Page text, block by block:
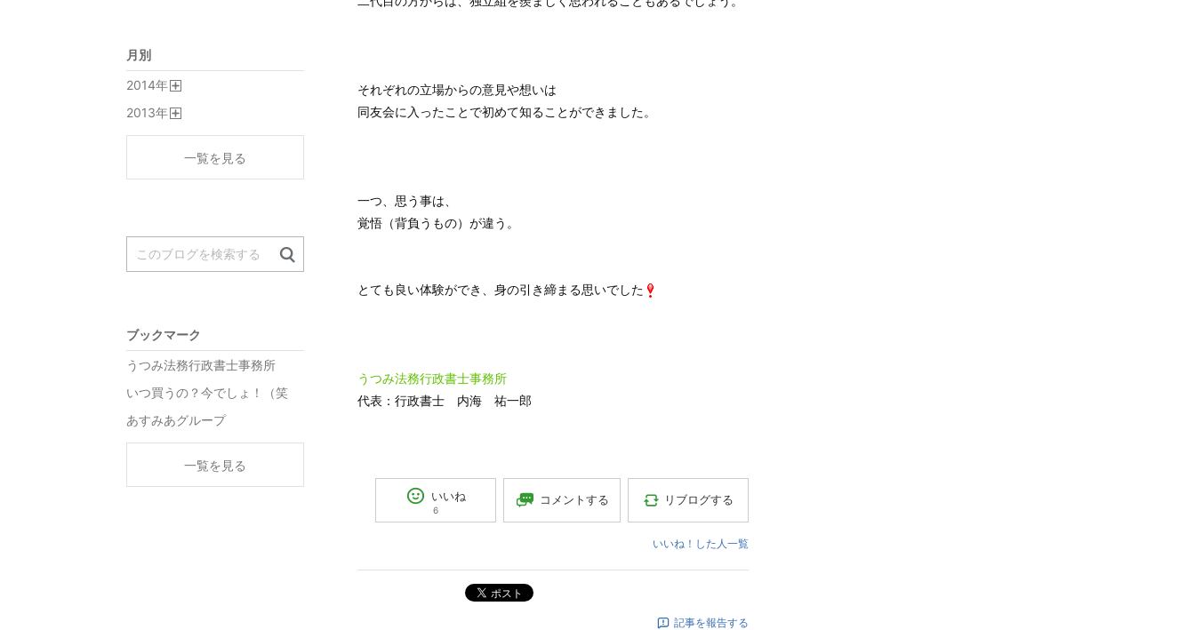
それぞれの立場からの意見や想いは
同友会に入ったことで初めて知ることができました。
一つ、思う事は、
覚悟（背負うもの）が違う。
とても良い体験ができ、身の引き締まる思いでした
うつみ法務行政書士事務所
代表：行政書士 内海 祐一郎
いいね
6
コメントする リブログする
いいね！した人一覧
ポスト
記事を報告する
月別
2014年
2013年
一覧を見る
ブックマーク
うつみ法務行政書士事務所
いつ買うの？今でしょ！（笑
あすみあグループ
一覧を見る